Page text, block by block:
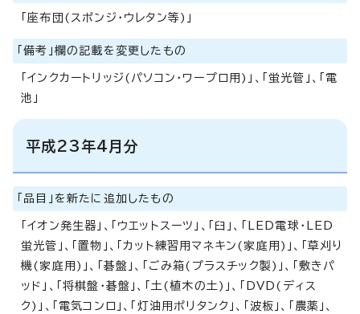
「座布団(スポンジ・ウレタン等)」
「備考」欄の記載を変更したもの
「インクカートリッジ(パソコン・ワープロ用)」、「蛍光管」、「電
池」
平成23年4月分
「品目」を新たに追加したもの
「イオン発生器」、「ウエットスーツ」、「臼」、「LED電球・LED
蛍光管」、「置物」、「カット練習用マネキン(家庭用)」、「草刈り
機(家庭用)」、「碁盤」、「ごみ箱(プラスチック製)」、「敷きパ
ッド」、「将棋盤・碁盤」、「土(植木の土)」、「DVD(ディス
ク)」、「電気コンロ」、「灯油用ポリタンク」、「波板」、「農薬」、